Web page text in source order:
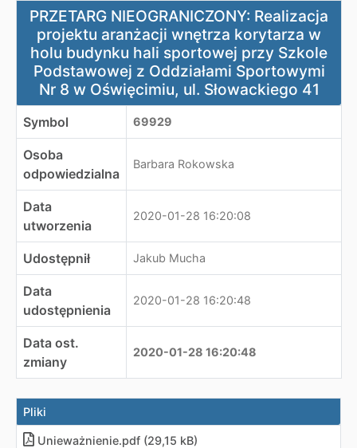
PRZETARG NIEOGRANICZONY: Realizacja projektu
PRZETARG NIEOGRANICZONY: Realizacja
projektu aranżacji wnętrza korytarza w
holu budynku hali sportowej przy Szkole
Podstawowej z Oddziałami Sportowymi
Nr 8 w Oświęcimiu, ul. Słowackiego 41
Symbol 69929
Osoba
odpowiedzialna
Barbara Rokowska
Data
utworzenia
2020-01-28 16:20:08
Udostępnił Jakub Mucha
Data
udostępnienia
2020-01-28 16:20:48
Data ost.
zmiany
2020-01-28 16:20:48
Pliki
Unieważnienie.pdf (29,15 kB)